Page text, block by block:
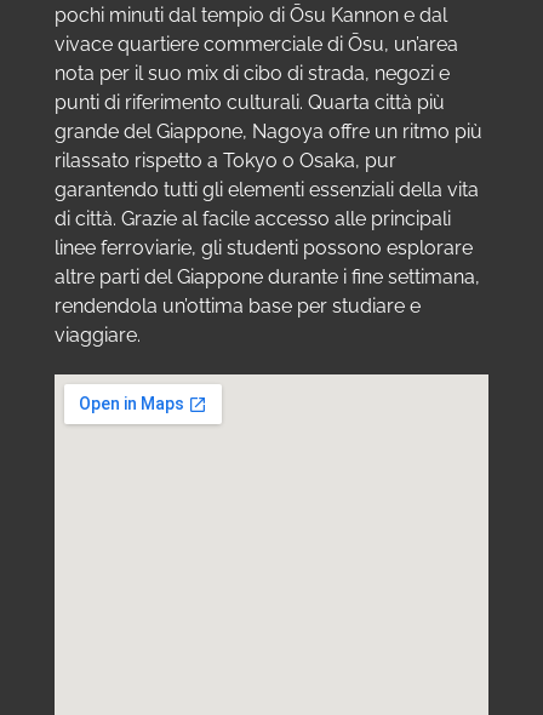
pochi minuti dal tempio di Ōsu Kannon e dal
vivace quartiere commerciale di Ōsu, un’area
nota per il suo mix di cibo di strada, negozi e
punti di riferimento culturali. Quarta città più
grande del Giappone, Nagoya offre un ritmo più
rilassato rispetto a Tokyo o Osaka, pur
garantendo tutti gli elementi essenziali della vita
di città. Grazie al facile accesso alle principali
linee ferroviarie, gli studenti possono esplorare
altre parti del Giappone durante i fine settimana,
rendendola un’ottima base per studiare e
viaggiare.